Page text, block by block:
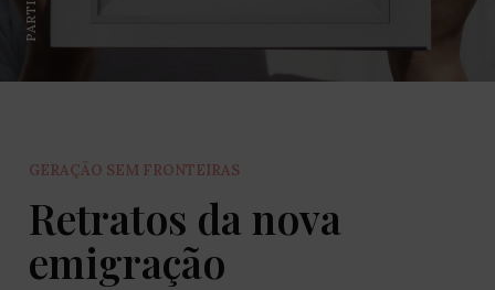
GERAÇÃO SEM FRONTEIRAS
Retratos da nova
emigração